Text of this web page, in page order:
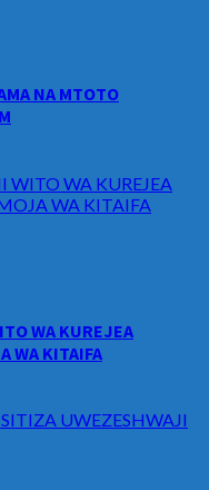
NA MTOTO
WITO WA KUREJEA
WA KITAIFA
WA KUREJEA
WA KITAIFA
UWEZESHWAJI